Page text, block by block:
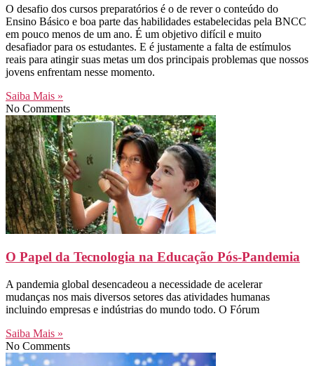
O desafio dos cursos preparatórios é o de rever o conteúdo do
Ensino Básico e boa parte das habilidades estabelecidas pela BNCC
em pouco menos de um ano. É um objetivo difícil e muito
desafiador para os estudantes. E é justamente a falta de estímulos
reais para atingir suas metas um dos principais problemas que nossos
jovens enfrentam nesse momento.
Saiba Mais »
No Comments
O Papel da Tecnologia na Educação Pós-Pandemia
A pandemia global desencadeou a necessidade de acelerar
mudanças nos mais diversos setores das atividades humanas
incluindo empresas e indústrias do mundo todo. O Fórum
Saiba Mais »
No Comments